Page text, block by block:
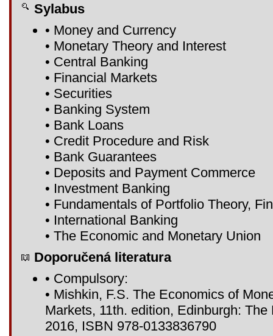
Sylabus
• Money and Currency
• Monetary Theory and Interest
• Central Banking
• Financial Markets
• Securities
• Banking System
• Bank Loans
• Credit Procedure and Risk
• Bank Guarantees
• Deposits and Payment Commerce
• Investment Banking
• Fundamentals of Portfolio Theory,
• International Banking
• The Economic and Monetary Union
Doporučená literatura
• Compulsory:
• Mishkin, F.S. The Economics of
Markets, 11th. edition, Edinburgh:
2016, ISBN 978-0133836790